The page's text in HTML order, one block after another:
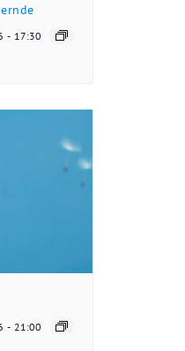
- 17:30
- 21:00